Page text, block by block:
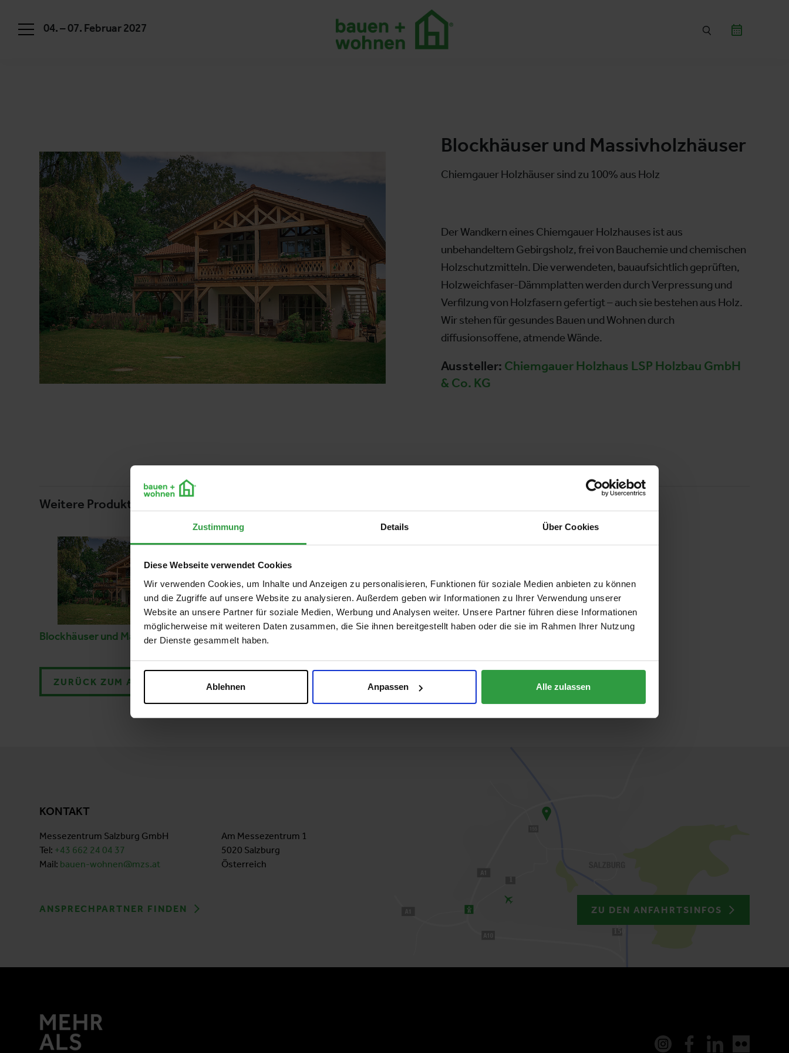
Zustimmung Details Über Cookies
Diese Webseite verwendet Cookies
Wir verwenden Cookies, um Inhalte und Anzeigen zu personalisieren, Funktionen für soziale Medien anbieten zu können
und die Zugriffe auf unsere Website zu analysieren. Außerdem geben wir Informationen zu Ihrer Verwendung unserer
Website an unsere Partner für soziale Medien, Werbung und Analysen weiter. Unsere Partner führen diese Informationen
möglicherweise mit weiteren Daten zusammen, die Sie ihnen bereitgestellt haben oder die sie im Rahmen Ihrer Nutzung
der Dienste gesammelt haben.
Ablehnen Anpassen Alle zulassen
04. – 07. Februar 2027
Blockhäuser und Massivholzhäuser
Chiemgauer Holzhäuser sind zu 100% aus Holz
Der Wandkern eines Chiemgauer Holzhauses ist aus
unbehandeltem Gebirgsholz, frei von Bauchemie und chemischen
Holzschutzmitteln. Die verwendeten, bauaufsichtlich geprüften,
Holzweichfaser-Dämmplatten werden durch Verpressung und
Verfilzung von Holzfasern gefertigt – auch sie bestehen aus Holz.
Wir stehen für gesundes Bauen und Wohnen durch
diffusionsoffene, atmende Wände.
Aussteller: Chiemgauer Holzhaus LSP Holzbau GmbH
& Co. KG
Weitere Produkte von diesem Aussteller
Blockhäuser und Massivholzhäuser
ZURÜCK ZUM AUSSTELLER
KONTAKT
Messezentrum Salzburg GmbH
Tel: +43 662 24 04 37
Mail: bauen-wohnen@mzs.at
Am Messezentrum 1
5020 Salzburg
Österreich
ANSPRECHPARTNER FINDEN ZU DEN ANFAHRTSINFOS